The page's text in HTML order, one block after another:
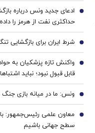
ادعای جدید ونس درباره
حداکثری نفت از هرمز را
4
شرط ایران برای بازگشایی 5
واکنش تازه پزشکیان به
قابل قبول نبود؛ نباید
6
ونس: ما در میانه بازی جنگ 7
معاون علمی رئیس‌جمهور:
سطح جهانی باشیم
8